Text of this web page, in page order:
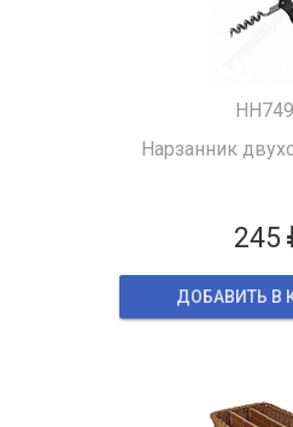
Нарзанник
245
ДОБАВИТЬ В